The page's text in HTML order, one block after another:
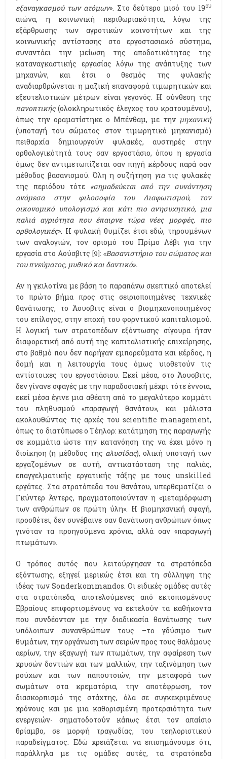
εξαναγκασμού των ατόμων». Στο δεύτερο μισό του 19ου
αιώνα, η κοινωνική περιθωριακότητα, λόγω της
εξάρθρωσης των αγροτικών κοινοτήτων και της
κοινωνικής αντίστασης στο εργοστασιακό σύστημα,
συναντάει την μείωση της αποδοτικότητας της
καταναγκαστικής εργασίας λόγω της ανάπτυξης των
μηχανών, και έτσι ο θεσμός της φυλακής
αναδιαρθρώνεται· η μαζική επαναφορά τιμωρητικών και
εξευτελιστικών μέτρων είναι γεγονός. Η σύνθεση της
πανοπτικής(ολοκληρωτικός έλεγχος του κρατουμένου),
όπως την οραματίστηκε ο Μπένθαμ, με την μηχανική
(υποταγή του σώματος στον τιμωρητικό μηχανισμό)
πειθαρχία δημιουργούν φυλακές, αυστηρές στην
ορθολογικότητά τους σαν εργοστάσιο, όπου η εργασία
όμως δεν αντιμετωπίζεται σαν πηγή κέρδους παρά σαν
μέθοδος βασανισμού. Όλη η συζήτηση για τις φυλακές
της περιόδου τότε «σημαδεύεται από την συνάντηση
ανάμεσα στην φιλοσοφία του Διαφωτισμού, τον
οικονομικό υπολογισμό και κάτι πιο ανησυχητικό, μια
παλιά αγριότητα που έπαιρνε τώρα νέες μορφές, πιο
ορθολογικές». Η φυλακή θυμίζει έτσι εδώ, τηρουμένων
των αναλογιών, τον ορισμό του Πρίμο Λέβι για την
εργασία στο Αούσβιτς [9]: «Βασανιστήριο του σώματος και
του πνεύματος, μυθικό και δαντικό».
Αν η γκιλοτίνα με βάση το παραπάνω σκεπτικό αποτελεί
το πρώτο βήμα προς στις σειριοποιημένες τεχνικές
θανάτωσης, το Άουσβιτς είναι ο βιομηχανοποιημένος
του επίλογος, στην εποχή του φορντικού καπιταλισμού.
Η λογική των στρατοπέδων εξόντωσης σίγουρα ήταν
διαφορετική από αυτή της καπιταλιστικής επιχείρησης,
στο βαθμό που δεν παρήγαν εμπορεύματα και κέρδος, η
δομή και η λειτουργία τους όμως υιοθετούν τις
αντίστοιχες του εργοστάσιου. Εκεί μέσα, στο Άουσβιτς,
δεν γίνανε σφαγές με την παραδοσιακή μέχρι τότε έννοια,
εκεί μέσα έγινε μια αθέατη από το μεγαλύτερο κομμάτι
του πληθυσμού «παραγωγή θανάτου», και μάλιστα
ακολουθώντας τις αρχές του scientific management,
όπως το διατύπωσε ο Τέηλορ: κατάτμηση της παραγωγής
σε κομμάτια ώστε την κατανόηση της να έχει μόνο η
διοίκηση (η μέθοδος της αλυσίδας), ολική υποταγή των
εργαζομένων σε αυτή, αντικατάσταση της παλιάς,
επαγγελματικής εργατικής τάξης με τους unskilled
εργάτες. Στα στρατόπεδα του θανάτου, υπερθεματίζει ο
Γκύντερ Άντερς, πραγματοποιούνταν η «μεταμόρφωση
των ανθρώπων σε πρώτη ύλη». Η βιομηχανική σφαγή,
προσθέτει, δεν συνέβαινε σαν θανάτωση ανθρώπων όπως
γινόταν τα προηγούμενα χρόνια, αλλά σαν «παραγωγή
πτωμάτων».
Ο τρόπος αυτός που λειτούργησαν τα στρατόπεδα
εξόντωσης, εξηγεί μερικώς έτσι και τη σύλληψη της
ιδέας των Sonderkommandos. Οι ειδικές ομάδες αυτές
στα στρατόπεδα, αποτελούμενες από εκτοπισμένους
Εβραίους επιφορτισμένους να εκτελούν τα καθήκοντα
που συνδέονταν με την διαδικασία θανάτωσης των
υπόλοιπων συνανθρώπων τους –το γδύσιμο των
θυμάτων, την οργάνωση των σειρών προς τους θαλάμους
αερίων, την εξαγωγή των πτωμάτων, την αφαίρεση των
χρυσών δοντιών και των μαλλιών, την ταξινόμηση των
ρούχων και των παπουτσιών, την μεταφορά των
σωμάτων στα κρεματόρια, την αποτέφρωση, τον
διασκορπισμό της στάχτης, όλα σε συγκεκριμένους
χρόνους και με μια καθορισμένη προτεραιότητα των
ενεργειών- σηματοδοτούν κάπως έτσι τον απαίσιο
θρίαμβο, σε μορφή τραγωδίας, του τεηλοριστικού
παραδείγματος. Εδώ χρειάζεται να επισημάνουμε ότι,
παράλληλα με τις ομάδες αυτές, τα στρατόπεδα